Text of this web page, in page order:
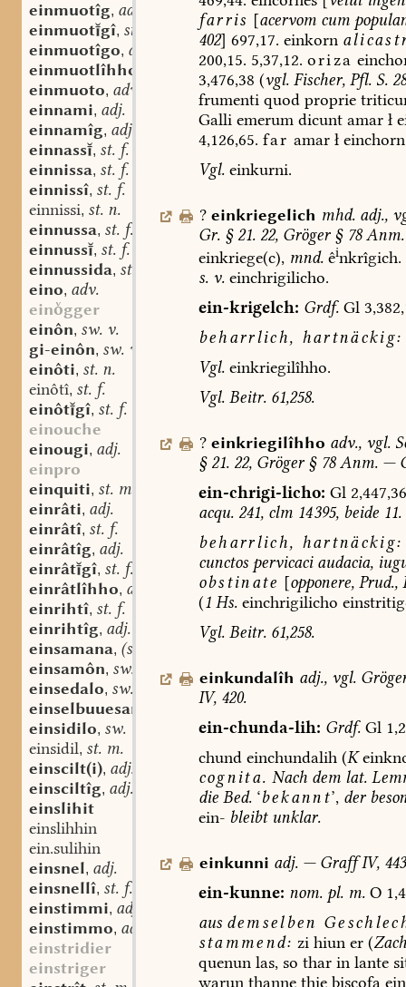
einmuotîg, adj.
einmuotgî, st. f.
einmuotîgo, adv.
einmuotlîhho
einmuoto, adv.
einnami, adj.
einnamîg, adj.
einnass, st. f. oder st. n.
einnissa, st. f.
einnissî, st. f.
einnissi, st. n.
einnussa, st. f.
einnuss, st. f. oder st. n.
einnussida, st. f.
eino, adv.
eingger
einôn, sw. v.
gi-einôn, sw. v.
einôti, st. n.
einôtî, st. f.
einôtgî, st. f.
einouche
einougi, adj.
einpro
einquiti, st. m.
einrâti, adj.
einrâtî, st. f.
einrâtîg, adj.
einrâtgî, st. f.
einrâtlîhho, adv.
einrihtî, st. f.
einrihtîg, adj.
einsamana, (st. ?) f.
einsamôn, sw. v.
einsedalo, sw. m.
einselbuuesantî
einsidilo, sw. m.
einsidil, st. m.
einscilt(i), adj.
einsciltîg, adj.
einslihit
einslihhin
ein.sulihin
einsnel, adj.
einsnellî, st. f.
einstimmi, adj.
einstimmo, adv.
einstridier
einstriger
farris [acervomcum
402] 697,17. einkorn
200,15. 5,37,12. oriza
3,476,38 (vgl.Fischer,Pfl.S.
frumenti quodproprie
Galliemerumdicunt amarł
4,126,65. far amarłeinchorn
Vgl.einkurni.
? einkriegelich mhd. adj.,
Gr.§21. 22,Gröger§78Anm.
einkriege(c), mnd. êinkrîgich.
s.v.einchrigilicho.
ein-krigelch: Grdf.Gl
beharrlich, hartnäckig:
Vgl.einkriegilîhho.
Vgl.Beitr.61,258.
? einkriegilîhho adv., vgl.
§21.22, Gröger§78Anm.—
ein-chrigi-licho: Gl2,447,36
acqu. 241,clm14 395,beide11.
beharrlich, hartnäckig:
cunctos pervicaciaudacia,
obstinate [opponere, Prud.,
(1Hs.einchrigilicho
Vgl.Beitr.61,258.
einkundalîh adj., vgl.
IV,420.
ein-chunda-lih: Grdf.Gl
chundeinchundalih(K
cognita. Nach dem lat.
dieBed.‘bekannt’, der
ein- bleibtunklar.
einkunni adj. —GraffIV,
ein-kunne: nom.pl.m.O
aus demselben
stammend: zihiun er(
quenunlas,so tharinlante
warun thannethiebiscofa